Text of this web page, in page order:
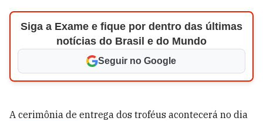
Siga a Exame e fique por dentro das últimas
notícias do Brasil e do Mundo
Seguir no Google
A cerimônia de entrega dos troféus acontecerá no dia